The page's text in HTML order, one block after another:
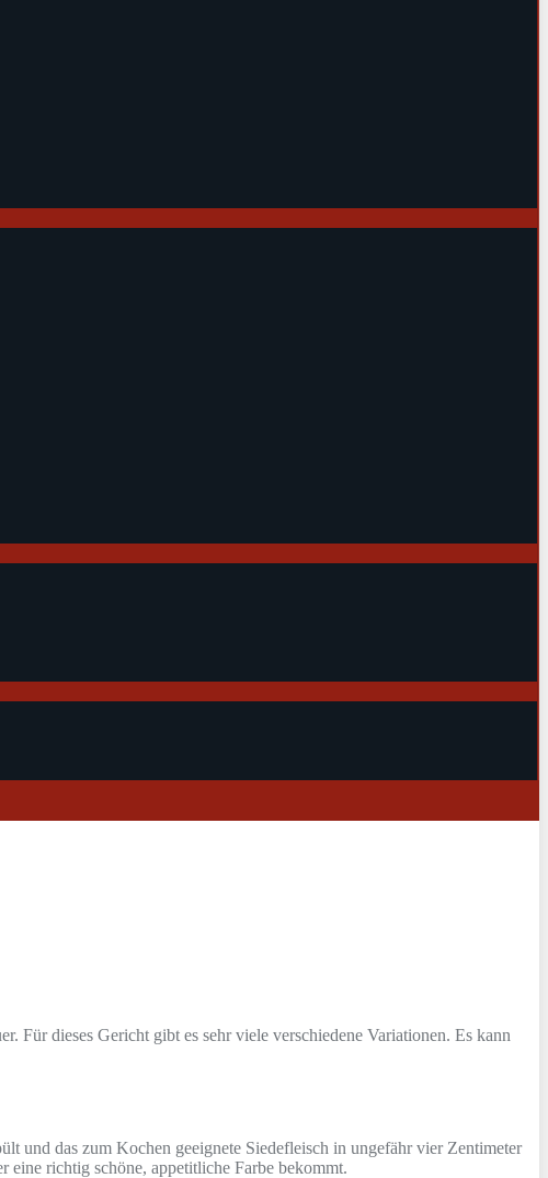
Für dieses Gericht gibt es sehr viele verschiedene Variationen. Es kann
und das zum Kochen geeignete Siedefleisch in ungefähr vier Zentimeter
eine richtig schöne, appetitliche Farbe bekommt.